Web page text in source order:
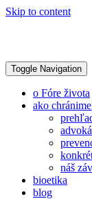
Skip to content
Toggle Navigation
o Fóre života
ako
náš
bioetika
blog